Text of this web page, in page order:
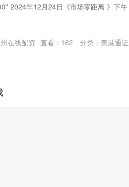
2024年12月24日《市场零距离 》下午
在线配资 查看： 162 分类： 美港通